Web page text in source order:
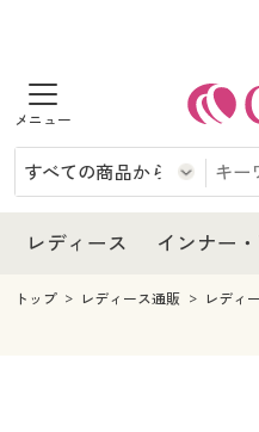
商品を探す
レディース
レディースファッション
インナー・下着
インナー・下着通販すべて
メンズ
レディース インナー
レディース
レディース通販すべて
レディースファッション
インナー・下着
インナー・下着通販すべて
メンズ
トップ レディース通販 レディ